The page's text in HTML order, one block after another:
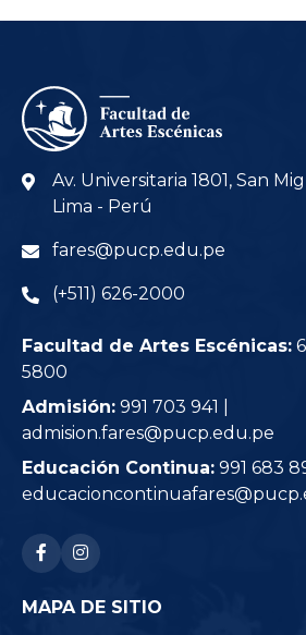
Av. Universitaria 1801, San
Lima - Perú
fares@pucp.edu.pe
(+511) 626-2000
Facultad de Artes Escénicas:
5800
Admisión: 991 703 941 |
admision.fares@pucp.edu.pe
Educación Continua: 991 683
RRSS: facebook-f
RRSS: instagram
MAPA DE SITIO